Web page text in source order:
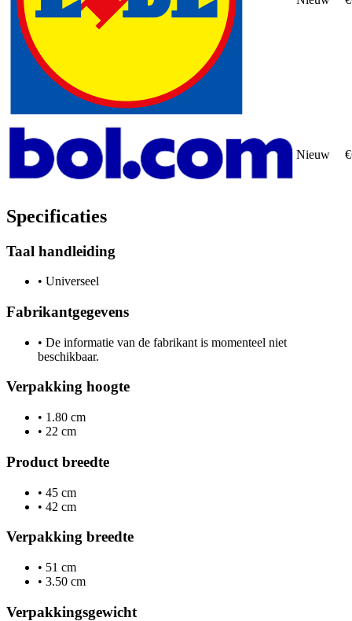
Nieuw
Specificaties
Taal handleiding
• Universeel
Fabrikantgegevens
• De informatie van de fabrikant is momenteel niet
beschikbaar.
Verpakking hoogte
• 1.80 cm
• 22 cm
Product breedte
• 45 cm
• 42 cm
Verpakking breedte
• 51 cm
• 3.50 cm
Verpakkingsgewicht